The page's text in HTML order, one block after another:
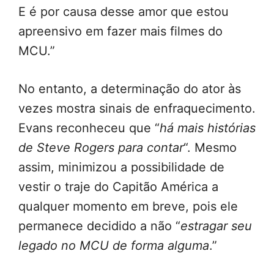
E é por causa desse amor que estou
apreensivo em fazer mais filmes do
MCU.”
No entanto, a determinação do ator às
vezes mostra sinais de enfraquecimento.
Evans reconheceu que “há mais histórias
de Steve Rogers para contar“. Mesmo
assim, minimizou a possibilidade de
vestir o traje do Capitão América a
qualquer momento em breve, pois ele
permanece decidido a não “estragar seu
legado no MCU de forma alguma.”